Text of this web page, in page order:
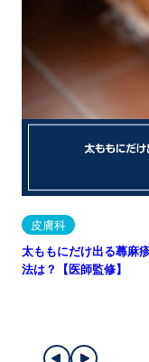
皮膚科
太ももにだけ出る蕁麻
法は？【医師監修】